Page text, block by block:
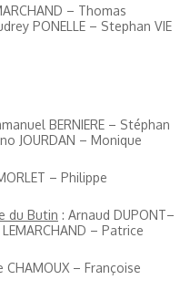
– Thomas
PONELLE – Stephan VIE
BERNIERE – Stéphan
JOURDAN – Monique
– Philippe
du Butin : Arnaud DUPONT–
– Patrice
CHAMOUX – Françoise